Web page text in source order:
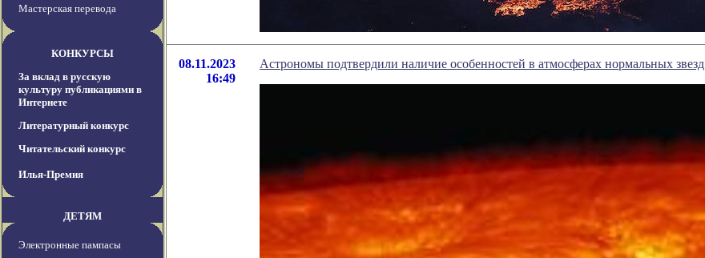
Мастерская перевода
КОНКУРСЫ
За вклад в русскую
культуру публикациями в
Интернете
Литературный конкурс
Читательский конкурс
Илья-Премия
ДЕТЯМ
Электронные пампасы
08.11.2023
16:49
Астрономы подтвердили наличие особенностей в атмосферах нормальных звезд